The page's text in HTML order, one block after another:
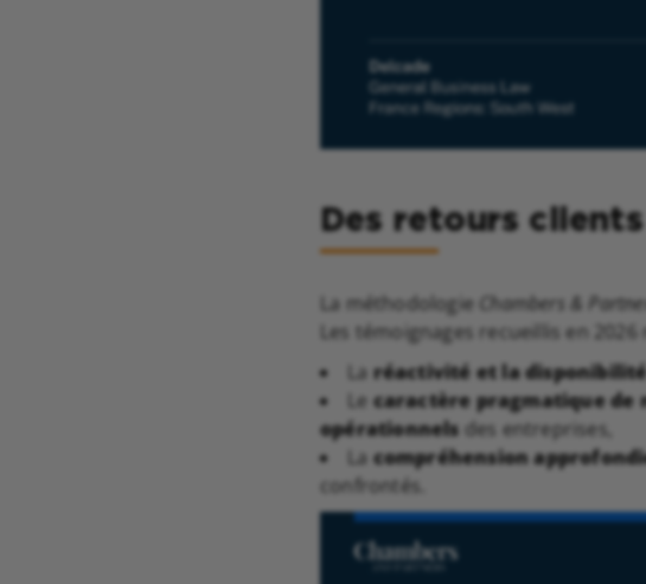
Des retours
La méthodologie Chambers &
Les témoignages recueillis en 2026
La réactivité et la disponibilité
Le caractère pragmatique de
opérationnelsdes entreprises,
La compréhension
confrontés.